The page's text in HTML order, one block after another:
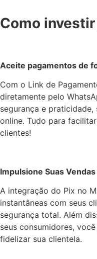
Como
Aceite pagamentos de
Com o Link de
diretamente pelo
segurança e praticidade,
online. Tudo para
clientes!
Impulsione Suas
A integração do Pix no
instantâneas com seus
segurança total. Além
seus consumidores,
fidelizar sua clientela.